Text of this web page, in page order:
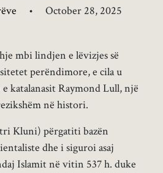
• October 28, 2025
mbi lindjen e lëvizjes së
perëndimore, e cila u
katalanasit Raymond Lull, një
në histori.
Kluni) përgatiti bazën
dhe i siguroi asaj
Islamit në vitin 537 h. duke